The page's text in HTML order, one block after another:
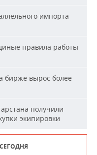
импорта
правила работы
бирже вырос более
получили
экипировки